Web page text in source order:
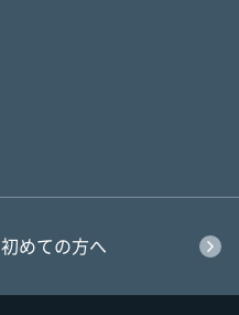
初めての方へ